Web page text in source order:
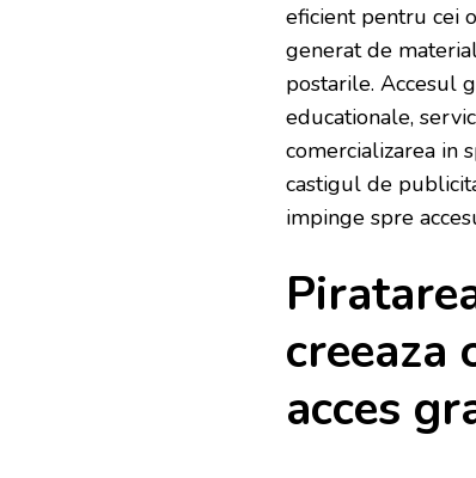
eficient pentru cei
generat de
postarile. Accesul
educationale,
comercializarea in
castigul de
impinge spre
creeaza
acces